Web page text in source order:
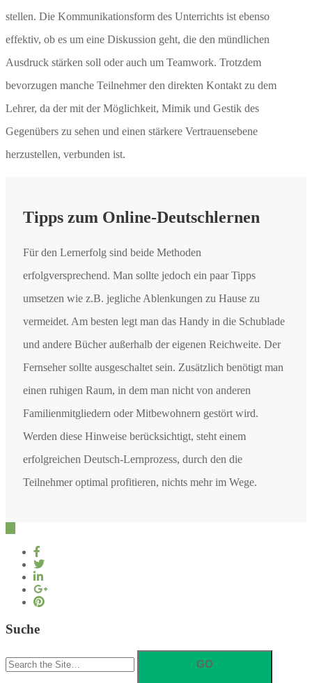
stellen. Die Kommunikationsform des Unterrichts ist ebenso
effektiv, ob es um eine Diskussion geht, die den mündlichen
Ausdruck stärken soll oder auch um Teamwork. Trotzdem
bevorzugen manche Teilnehmer den direkten Kontakt zu dem
Lehrer, da der mit der Möglichkeit, Mimik und Gestik des
Gegenübers zu sehen und einen stärkere Vertrauensebene
herzustellen, verbunden ist.
Tipps zum Online-Deutschlernen
Für den Lernerfolg sind beide Methoden
erfolgversprechend. Man sollte jedoch ein paar Tipps
umsetzen wie z.B. jegliche Ablenkungen zu Hause zu
vermeidet. Am besten legt man das Handy in die Schublade
und andere Bücher außerhalb der eigenen Reichweite. Der
Fernseher sollte ausgeschaltet sein. Zusätzlich benötigt man
einen ruhigen Raum, in dem man nicht von anderen
Familienmitgliedern oder Mitbewohnern gestört wird.
Werden diese Hinweise berücksichtigt, steht einem
erfolgreichen Deutsch-Lernprozess, durch den die
Teilnehmer optimal profitieren, nichts mehr im Wege.
Suche
Search
for: